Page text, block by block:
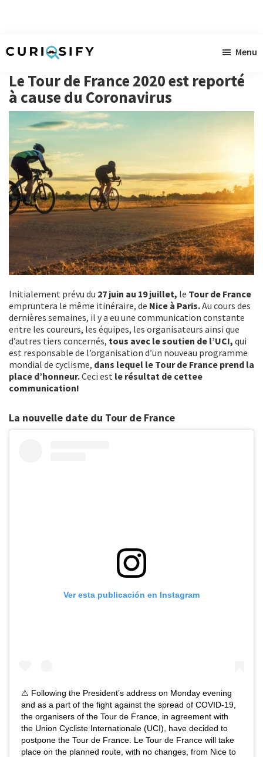
to
main
content
to
primary
sidebar
to
footer
curieuses
à
gogo
Menu
Le Tour de France 2020 est reporté
à cause du Coronavirus
Initialement prévu du 27 juin au 19 juillet, le Tour de France
empruntera le même itinéraire, de Nice à Paris.Au cours des
dernières semaines, il y a eu une communication constante
entre les coureurs, les équipes, les organisateurs ainsi que
d’autres tiers concernés, tous avec le soutien de l’UCI, qui
est responsable de l’organisation d’un nouveau programme
mondial de cyclisme, dans lequel le Tour de France prend la
place d’honneur.Ceci est le résultat de cettee
communication!
La nouvelle date du Tour de France
Ver esta publicación en Instagram
⚠ Following the President’s address on Monday evening
and as a part of the fight against the spread of COVID-19,
the organisers of the Tour de France, in agreement with
the Union Cycliste Internationale (UCI), have decided to
postpone the Tour de France. Le Tour de France will take
place on the planned route, with no changes, from Nice to